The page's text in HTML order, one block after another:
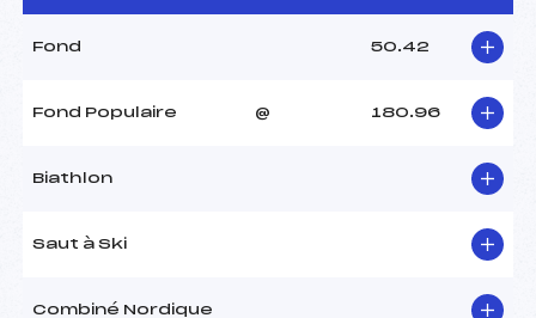
Fond 50.42
Fond Populaire @ 180.96
Biathlon
Saut à Ski
Combiné Nordique